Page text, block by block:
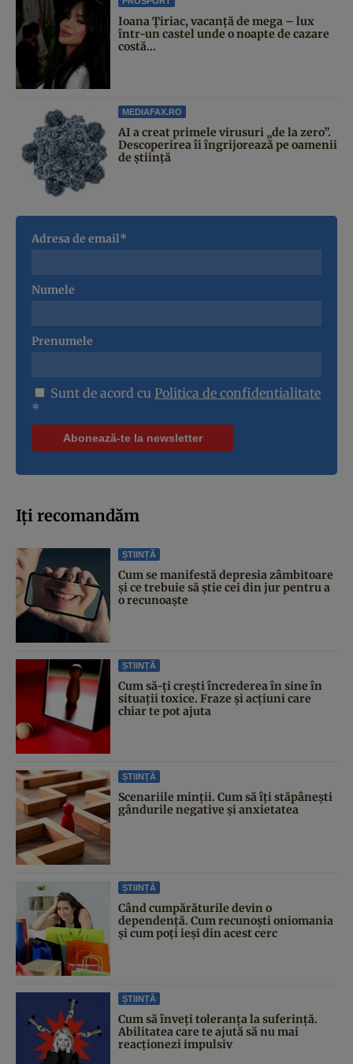
Ioana Țiriac, vacanță de mega – lux
într-un castel unde o noapte de cazare
costă...
MEDIAFAX.RO
AI a creat primele virusuri „de la zero”.
Descoperirea îi îngrijorează pe oamenii
de știință
Adresa de email*
Numele
Prenumele
Sunt de acord cu Politica de confidentialitate
*
Iți recomandăm
ȘTIINȚĂ
Cum se manifestă depresia zâmbitoare
și ce trebuie să știe cei din jur pentru a
o recunoaște
ȘTIINȚĂ
Cum să-ți crești încrederea în sine în
situații toxice. Fraze și acțiuni care
chiar te pot ajuta
ȘTIINȚĂ
Scenariile minții. Cum să îți stăpânești
gândurile negative și anxietatea
ȘTIINȚĂ
Când cumpărăturile devin o
dependență. Cum recunoști oniomania
și cum poți ieși din acest cerc
ȘTIINȚĂ
Cum să înveți toleranța la suferință.
Abilitatea care te ajută să nu mai
reacționezi impulsiv